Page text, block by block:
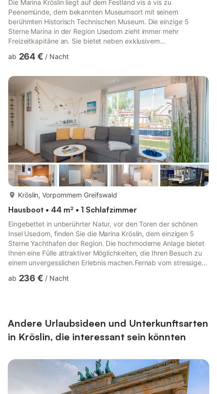
Die Marina Kröslin liegt auf dem Festland vis á vis zu
Peenemünde, dem bekannten Museumsort mit seinem
berühmten Historisch Technischen Museum. Die einzige 5
Sterne Marina in der Region Usedom zieht immer mehr
Freizeitkapitäne an. Sie bietet neben exklusivem
erstklassiges und leicht zugängliches Segel- und
Boddenlandschaft mit viel heiler Natur, reichlich Schilf und
sauberem Wasser.Hausboot Zudar:Das Haus „Zudar“ ist ein
Hausboot der Reihe „Seemobil“  die schiffige Variante unt...
ab 264 € / Nacht
Kröslin, Vorpommern Greifswald
Hausboot • 44 m² • 1 Schlafzimmer
Eingebettet in unberührter Natur, vor den Toren der schönen
Insel Usedom, finden Sie die Marina Kröslin, dem einzigen 5
Sterne Yachthafen der Region. Die hochmoderne Anlage bietet
Ihnen eine Fülle attraktiver Möglichkeiten, die Ihren Besuch zu
einem unvergesslichen Erlebnis machen.Fernab vom stressigen
allen Sinnen Ihren Urlaub genießen. Erleben Sie das einzigartige
Wasser und ents...
ab 236 € / Nacht
Andere Urlaubsideen und Unterkunftsarten
in Kröslin, die interessant sein könnten